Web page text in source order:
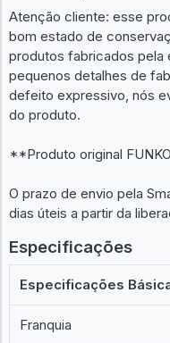
Atenção cliente: esse
bom estado de
produtos fabricados pela
pequenos detalhes de
defeito expressivo, nós
do produto.
**Produto original
O prazo de envio pela
dias úteis a partir da
Especificações
Especificações
Franquia